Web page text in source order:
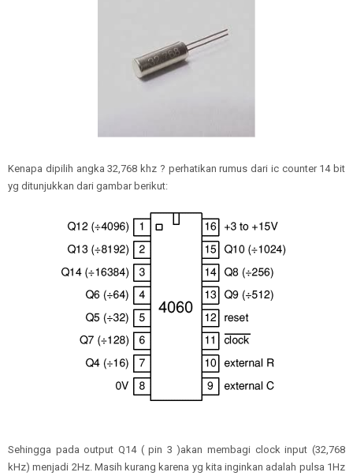
Kenapa dipilih angka 32,768 khz ? perhatikan rumus dari ic counter 14 bit
yg ditunjukkan dari gambar berikut:
Sehingga pada output Q14 ( pin 3 )akan membagi clock input (32,768
kHz) menjadi 2Hz. Masih kurang karena yg kita inginkan adalah pulsa 1Hz